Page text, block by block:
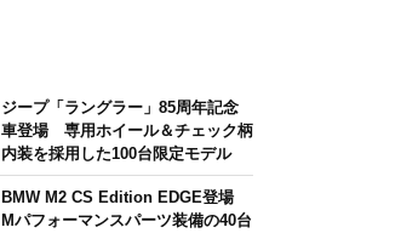
ジープ「ラングラー」85周年記念
車登場 専用ホイール＆チェック柄
内装を採用した100台限定モデル
BMW M2 CS Edition EDGE登場
Mパフォーマンスパーツ装備の40台